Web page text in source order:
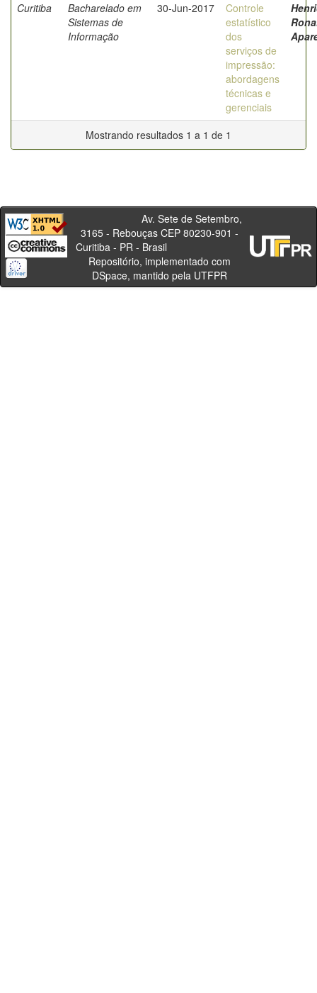
Curitiba
Bacharelado em
Sistemas de
Informação
30-Jun-2017
Controle
estatístico
dos
serviços de
impressão:
abordagens
técnicas e
gerenciais
Mostrando resultados 1 a 1 de 1
Av. Sete de Setembro,
3165 - Rebouças CEP 80230-901 -
Curitiba - PR - Brasil
Repositório, implementado com
DSpace, mantido pela UTFPR